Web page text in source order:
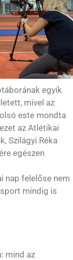
egyik
mivel az
este mondta
az Atlétikai
Szilágyi Réka
egészen
nap felelőse nem
mindig is
mind az